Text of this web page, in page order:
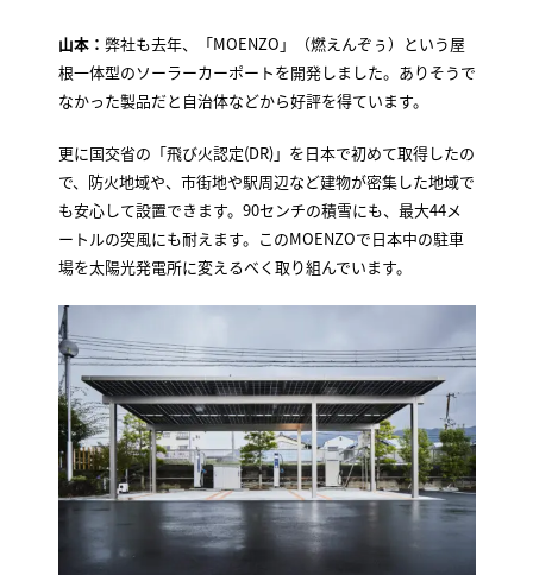
山本： 弊社も去年、「MOENZO」（燃えんぞぅ）という屋
根一体型のソーラーカーポートを開発しました。ありそうで
なかった製品だと自治体などから好評を得ています。
更に国交省の「飛び火認定(DR)」を日本で初めて取得したの
で、防火地域や、市街地や駅周辺など建物が密集した地域で
も安心して設置できます。90センチの積雪にも、最大44メ
ートルの突風にも耐えます。このMOENZOで日本中の駐車
場を太陽光発電所に変えるべく取り組んでいます。